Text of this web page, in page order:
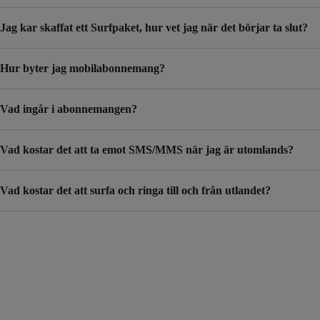
Jag kar skaffat ett Surfpaket, hur vet jag när det börjar ta slut?
Hur byter jag mobilabonnemang?
Vad ingår i abonnemangen?
Vad kostar det att ta emot SMS/MMS när jag är utomlands?
Vad kostar det att surfa och ringa till och från utlandet?